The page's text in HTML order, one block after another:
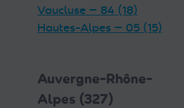
Vaucluse — 84 (18)
Hautes-Alpes — 05 (15)
Auvergne-Rhône-
Alpes (327)